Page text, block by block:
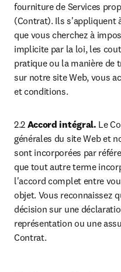
fourniture de Services
(Contrat). Ils s'appliquent
que vous cherchez à
implicite par la loi, les
pratique ou la manière de
sur notre site Web, vous
et conditions.
2.2 Accord intégral. Le
générales du site Web et
sont incorporées par
que tout autre terme
l'accord complet entre
objet. Vous reconnaissez
décision sur une
représentation ou une
Contrat.